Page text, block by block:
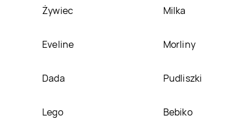
Żywiec Milka
Eveline Morliny
Dada Pudliszki
Lego Bebiko